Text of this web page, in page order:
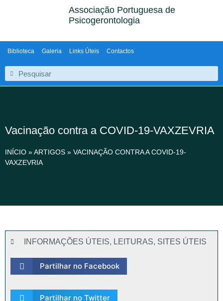
Associação Portuguesa de
Psicogerontologia
Biblioteca Galeria Links Úteis Contactos
Vacinação contra a COVID-19-VAXZEVRIA
INÍCIO »ARTIGOS » VACINAÇÃO CONTRA A COVID-19-
VAXZEVRIA
INFORMAÇÕES ÚTEIS, LEITURAS, SITES ÚTEIS
Partilhar no Facebook
Partilhar no Twitter